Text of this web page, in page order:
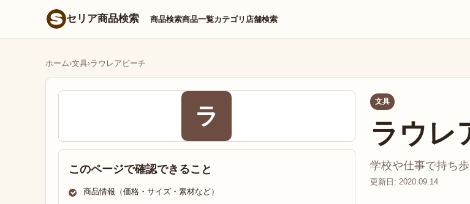
セリア商品検索 商品検索商品一覧カテゴリ 店舗検索
ホーム›文具›ラウレアビーチ
ラ
このページで確認できること
商品情報（価格・サイズ・素材など）
文具
ラウレ
学校や仕事で持ち
更新日: 2020.09.14